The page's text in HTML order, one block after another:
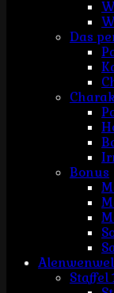
Das
Bonus
Staffel